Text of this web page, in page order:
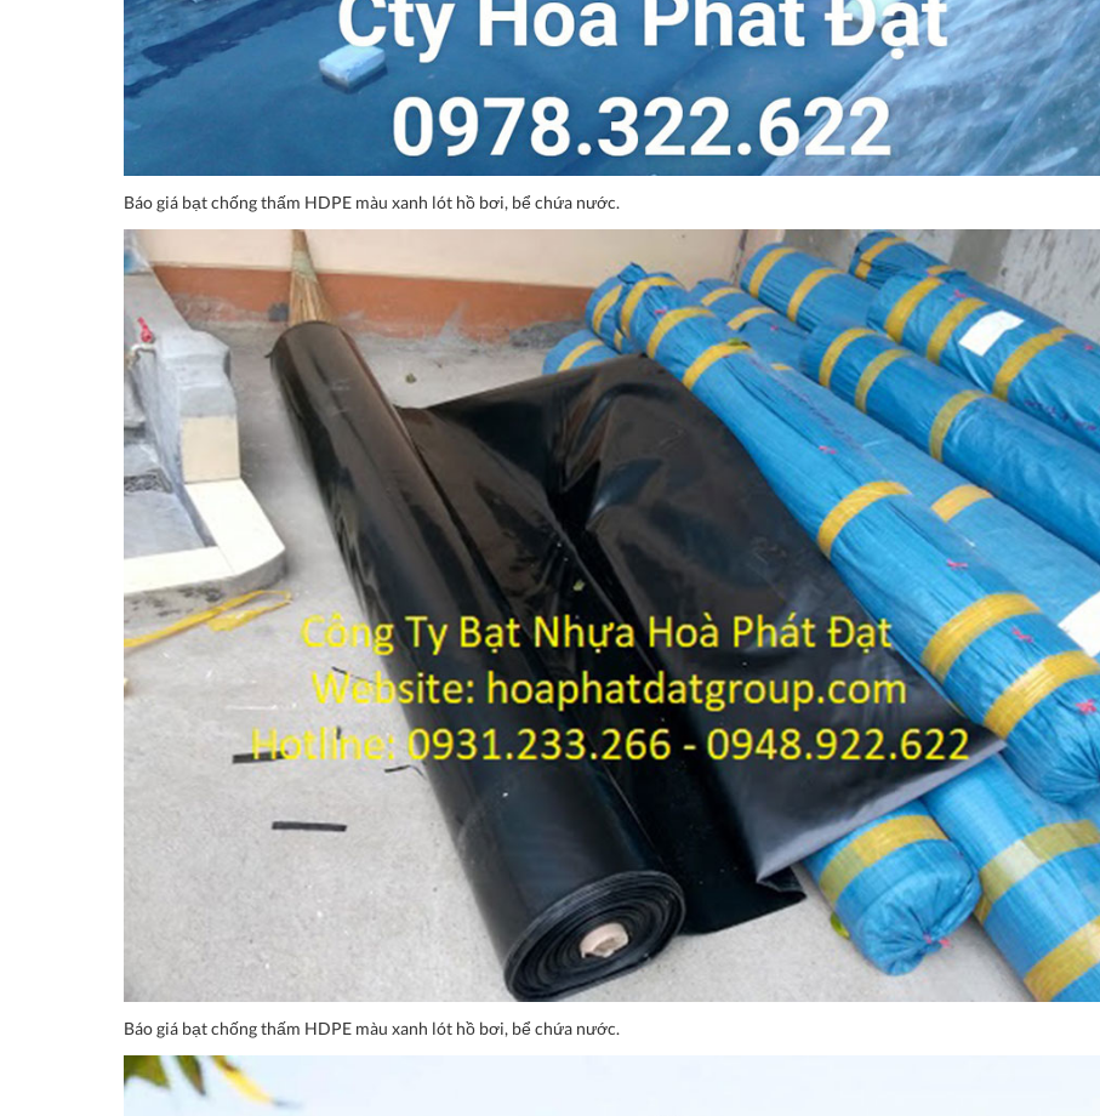
Báo giá bạt chống thấm HDPE màu xanh lót hồ bơi, bể chứa nước.
Báo giá bạt chống thấm HDPE màu xanh lót hồ bơi, bể chứa nước.